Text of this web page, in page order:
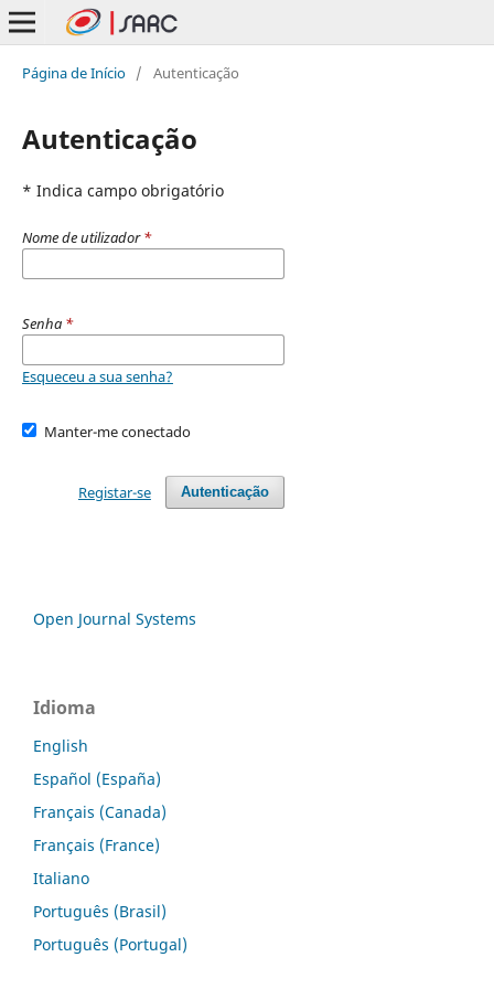
Página de Início / Autenticação
Autenticação
* Indica campo obrigatório
Nome de utilizador*
Senha *
Esqueceu a sua senha?
Manter-me conectado
Autenticação
Registar-se
Open Journal Systems
Idioma
English
Español (España)
Français (Canada)
Français (France)
Italiano
Português (Brasil)
Português (Portugal)